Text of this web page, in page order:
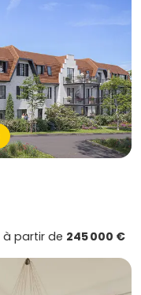
à partir de 245 000 €